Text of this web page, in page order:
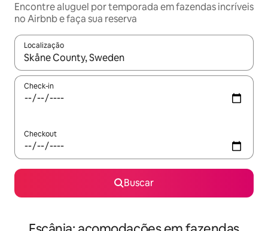
Encontre aluguel por temporada em fazendas incríveis
no Airbnb e faça sua reserva
Localização
Quando os resultados estiverem disponíveis, explore-os
Check-in
Checkout
Buscar